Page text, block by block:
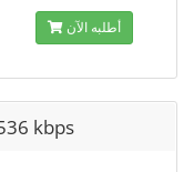
أطلبه الآن
kbps